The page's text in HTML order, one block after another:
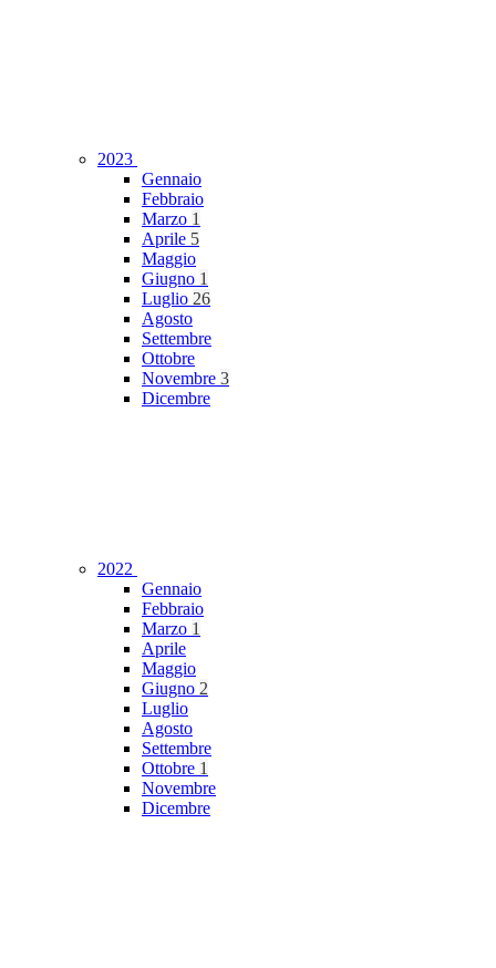
2023
Gennaio
Febbraio
Marzo 1
Aprile 5
Maggio
Giugno 1
Luglio 26
Agosto
Settembre
Ottobre
Novembre 3
Dicembre
2022
Gennaio
Febbraio
Marzo 1
Aprile
Maggio
Giugno 2
Luglio
Agosto
Settembre
Ottobre 1
Novembre
Dicembre